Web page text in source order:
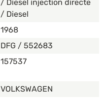
/ Diesel injection directe
/ Diesel
1968
DFG / 552683
157537
VOLKSWAGEN